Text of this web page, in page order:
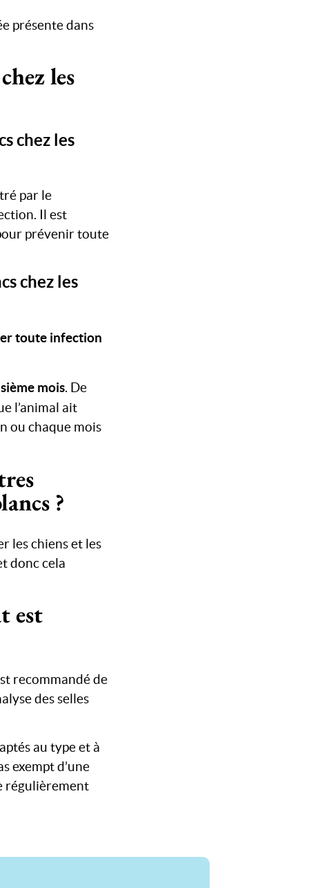
présente dans
les
chez les
par le
Il est
prévenir toute
chez les
toute infection
mois. De
l’animal ait
ou chaque mois
?
les chiens et les
donc cela
est
recommandé de
des selles
au type et à
exempt d’une
régulièrement